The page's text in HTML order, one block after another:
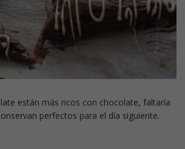
están más ricos con chocolate, faltaría
perfectos para el día siguiente.